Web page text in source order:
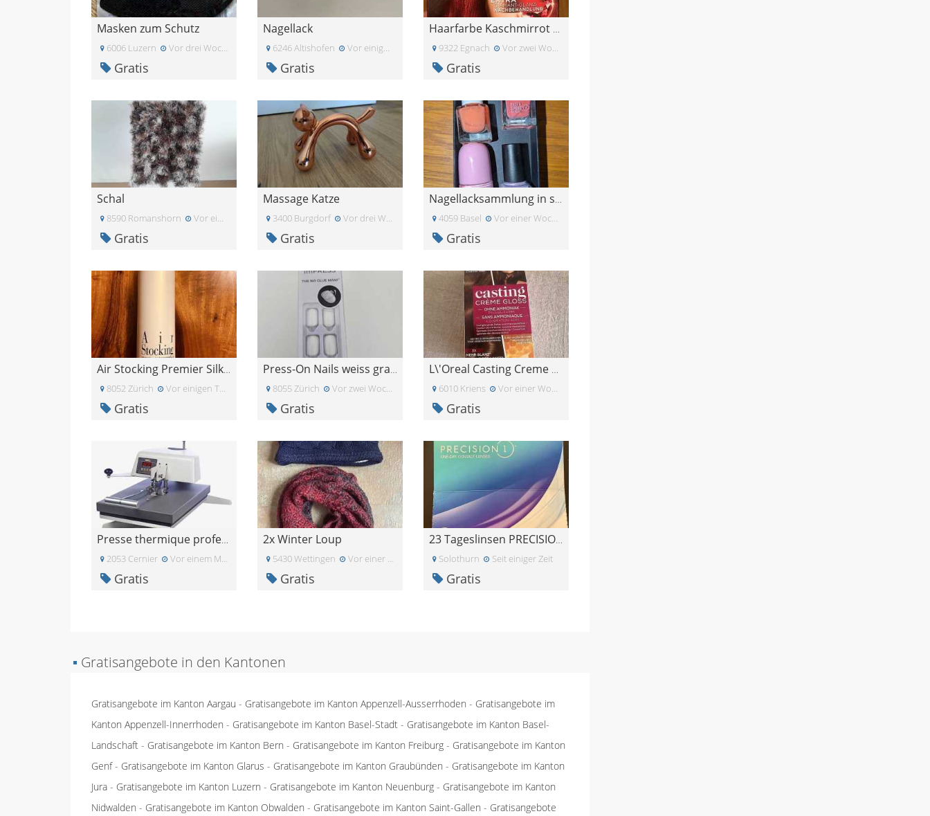
Masken zum Schutz
6006 Luzern Vor drei Wochen
Gratis
Nagellack
6246 Altishofen Vor einigen Tagen
Gratis
Haarfarbe Kaschmirrot von Schwarzkopf
9322 Egnach Vor zwei Wochen
Gratis
Schal
8590 Romanshorn Vor einem Monat
Gratis
Massage Katze
3400 Burgdorf Vor drei Wochen
Gratis
Nagellacksammlung in sommerlichen Farben
4059 Basel Vor einer Woche
Gratis
Air Stocking Premier Silk Spray - gratis
8052 Zürich Vor einigen Tagen
Gratis
Press-On Nails weiss gratis
8055 Zürich Vor zwei Wochen
Gratis
L\'Oreal Casting Creme Gloss Hellbraun
6010 Kriens Vor einer Woche
Gratis
Presse thermique professionnelle Insta 204
2053 Cernier Vor einem Monat
Gratis
2x Winter Loup
5430 Wettingen Vor einer Woche
Gratis
23 Tageslinsen PRECISION 1 for Astigmatism -4.5
Solothurn Seit einiger Zeit
Gratis
▪ Gratisangebote in den Kantonen
Gratisangebote im Kanton Aargau - Gratisangebote im Kanton Appenzell-Ausserrhoden - Gratisangebote im
Kanton Appenzell-Innerrhoden - Gratisangebote im Kanton Basel-Stadt - Gratisangebote im Kanton Basel-
Landschaft - Gratisangebote im Kanton Bern - Gratisangebote im Kanton Freiburg - Gratisangebote im Kanton
Genf- Gratisangebote im Kanton Glarus - Gratisangebote im Kanton Graubünden - Gratisangebote im Kanton
Jura - Gratisangebote im Kanton Luzern - Gratisangebote im Kanton Neuenburg - Gratisangebote im Kanton
Nidwalden - Gratisangebote im Kanton Obwalden - Gratisangebote im Kanton Saint-Gallen - Gratisangebote